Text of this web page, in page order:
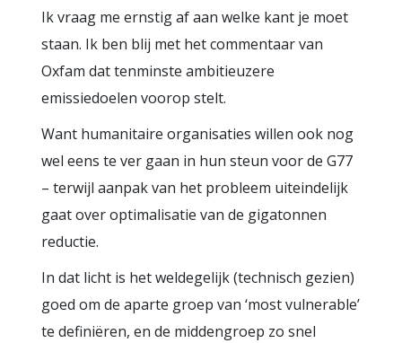
Ik vraag me ernstig af aan welke kant je moet
staan. Ik ben blij met het commentaar van
Oxfam dat tenminste ambitieuzere
emissiedoelen voorop stelt.
Want humanitaire organisaties willen ook nog
wel eens te ver gaan in hun steun voor de G77
– terwijl aanpak van het probleem uiteindelijk
gaat over optimalisatie van de gigatonnen
reductie.
In dat licht is het weldegelijk (technisch gezien)
goed om de aparte groep van ‘most vulnerable’
te definiëren, en de middengroep zo snel